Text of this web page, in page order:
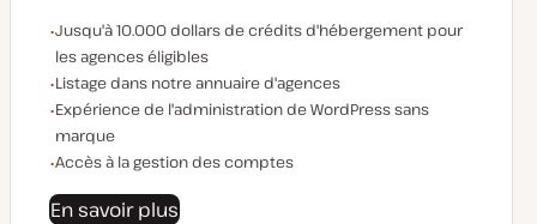
Exemples d'avantages exclusifs aux agences :
Jusqu'à 10.000 dollars de crédits d'hébergement pour
les agences éligibles
Listage dans notre annuaire d'agences
Expérience de l'administration de WordPress sans
marque
Accès à la gestion des comptes
En savoir plus